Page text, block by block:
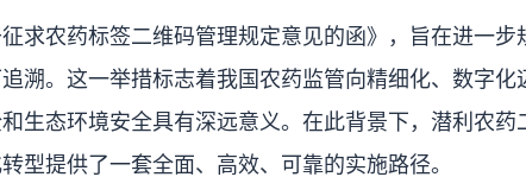
求农药标签二维码管理规定意见的函》，旨在进一步
溯。这一举措标志着我国农药监管向精细化、数字化
生态环境安全具有深远意义。在此背景下，潜利农药
型提供了一套全面、高效、可靠的实施路径。